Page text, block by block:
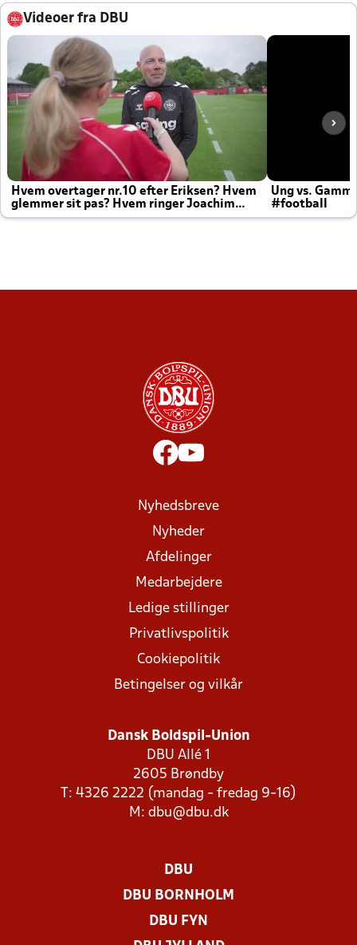
Videoer fra DBU
Hvem overtager nr.10 efter Eriksen? Hvem
glemmer sit pas? Hvem ringer Joachim
altid til efter kampe?
Ung vs.
#football
Nyhedsbreve
Nyheder
Afdelinger
Medarbejdere
Ledige stillinger
Privatlivspolitik
Cookiepolitik
Betingelser og vilkår
Dansk Boldspil-Union
DBU Allé 1
2605 Brøndby
T: 4326 2222 (mandag - fredag 9-16)
M: dbu@dbu.dk
DBU
DBU BORNHOLM
DBU FYN